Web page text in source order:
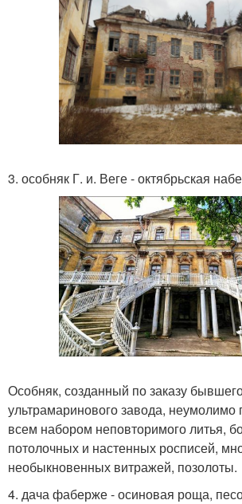
3. особняк Г. и. Веге - октябрьская
Особняк, созданный по заказу
ультрамаринового завода, неумолимо
всем набором неповторимого литья,
потолочных и настенных росписей,
необыкновенных витражей, позолоты.
4. дача фаберже - осиновая роща,